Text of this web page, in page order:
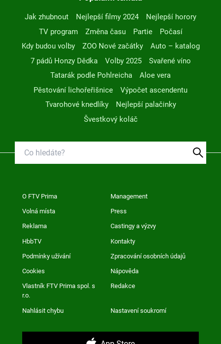
Jak zhubnout Nejlepší filmy 2024
Nejlepší horory
TV program
Změna času Partie
Počasí
Kdy budou volby
ZOO Nové začátky
Auto – katalog
7 pádů Honzy Dědka
Volby 2025
Svařené víno
Tatarák podle Pohlreicha
Aloe vera
Pěstování lichořeřišnice
Výpočet ascendentu
Tvarohové knedlíky
Nejlepší palačinky
Švestkový koláč
O FTV Prima Management
Volná místa Press
Reklama Castingy a výzvy
HbbTV Kontakty
Podmínky užívání Zpracování osobních údajů
Cookies Nápověda
Vlastník FTV Prima spol. s
r.o.
Redakce
Nahlásit chybu Nastavení soukromí